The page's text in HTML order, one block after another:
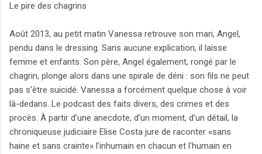
Le pire des chagrins
Août 2013, au petit matin Vanessa retrouve son mari, Angel,
pendu dans le dressing. Sans aucune explication, il laisse
femme et enfants. Son père, Angel également, rongé par le
chagrin, plonge alors dans une spirale de déni : son fils ne peut
pas s'être suicidé. Vanessa a forcément quelque chose à voir
là-dedans. Le podcast des faits divers, des crimes et des
procès. À partir d’une anecdote, d’un moment, d’un détail, la
chroniqueuse judiciaire Elise Costa jure de raconter «sans
haine et sans crainte» l’inhumain en chacun et l’humain en